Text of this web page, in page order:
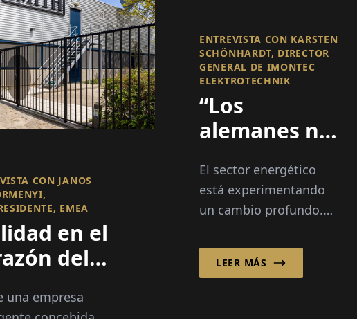
CON JANOS
EMEA
en el
del
una empresa
ENTREVISTA CON KARSTEN
SCHÖNHARDT, DIRECTOR
GENERAL DE IMONTEC
ELEKTROTECHNIK
“Los
alemanes no
trabajar más
- Deberían
más”
El sector energético
está experimentando
un cambio profundo.
discusiones sobre la
expansión de la red, la
LEER MÁS